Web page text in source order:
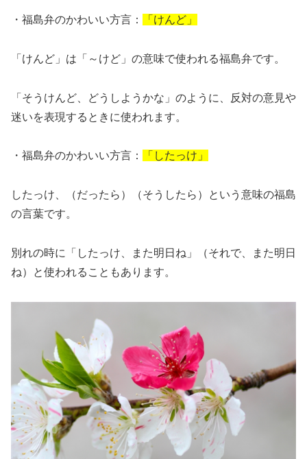
・福島弁のかわいい方言： 「けんど」
「けんど」は「～けど」の意味で使われる福島弁です。
「そうけんど、どうしようかな」のように、反対の意見や
迷いを表現するときに使われます。
・福島弁のかわいい方言： 「したっけ」
したっけ、（だったら）（そうしたら）という意味の福島
の言葉です。
別れの時に「したっけ、また明日ね」（それで、また明日
ね）と使われることもあります。